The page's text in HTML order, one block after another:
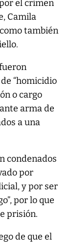
el crimen
Camila
también
“homicidio
o cargo
arma de
a una
condenados
por
y por ser
por lo que
prisión.
de que el